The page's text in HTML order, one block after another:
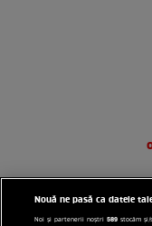
Nouă ne pasă ca datele
Noi și partenerii noștri589 stocăm